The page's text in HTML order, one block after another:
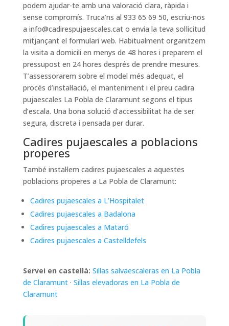
podem ajudar-te amb una valoració clara, ràpida i
sense compromís. Truca’ns al 933 65 69 50, escriu-nos
a info@cadirespujaescales.cato envia la teva sol·licitud
mitjançant el formulari web. Habitualment organitzem
la visita a domicili en menys de 48 hores i preparem el
pressupost en 24 hores després de prendre mesures.
T’assessorarem sobre el model més adequat, el
procés d’instal·lació, el manteniment i el preu cadira
pujaescales La Pobla de Claramunt segons el tipus
d’escala. Una bona solució d’accessibilitat ha de ser
segura, discreta i pensada per durar.
Cadires pujaescales a poblacions
properes
També instal·lem cadires pujaescales a aquestes
poblacions properes a La Pobla de Claramunt:
Cadires pujaescales a L’Hospitalet
Cadires pujaescales a Badalona
Cadires pujaescales a Mataró
Cadires pujaescales a Castelldefels
Servei en castellà: Sillas salvaescaleras en La Pobla
de Claramunt· Sillas elevadoras en La Pobla de
Claramunt